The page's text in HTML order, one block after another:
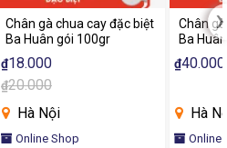
Chân gà chua cay đặc biệt
Ba Huân gói 100gr
₫18.000
₫20.000
Hà Nội
Online Shop
Chân
Ba
₫40.000
Hà
Online
›